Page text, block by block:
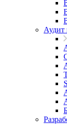
Аудит